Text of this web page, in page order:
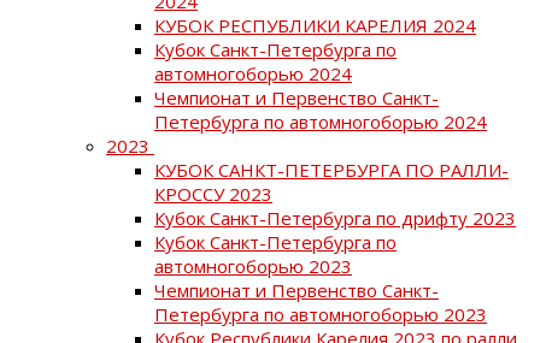
КУБОК РЕСПУБЛИКИ КАРЕЛИЯ 2024
Кубок Санкт-Петербурга по
автомногоборью 2024
Чемпионат и Первенство Санкт-
Петербурга по автомногоборью 2024
2023
КУБОК САНКТ-ПЕТЕРБУРГА ПО РАЛЛИ-
КРОССУ 2023
Кубок Санкт-Петербурга по дрифту 2023
Кубок Санкт-Петербурга по
автомногоборью 2023
Чемпионат и Первенство Санкт-
Петербурга по автомногоборью 2023
Кубок Республики Карелия 2023 по ралли